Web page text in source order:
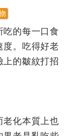
吃的每一口食
度。吃得好老
上的皺紋打招
老化本質上也